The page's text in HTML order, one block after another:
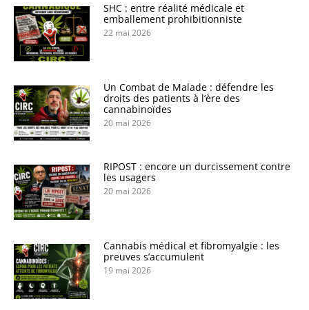
SHC : entre réalité médicale et
emballement prohibitionniste
22 mai 2026
Un Combat de Malade : défendre les
droits des patients à l’ère des
cannabinoïdes
20 mai 2026
RIPOST : encore un durcissement contre
les usagers
20 mai 2026
Cannabis médical et fibromyalgie : les
preuves s’accumulent
19 mai 2026